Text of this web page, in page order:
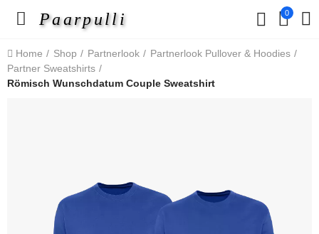
Paarpulli 0
Home Shop Partnerlook
Partnerlook Pullover & Hoodies
Partner Sweatshirts
Römisch Wunschdatum Couple Sweatshirt